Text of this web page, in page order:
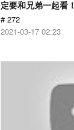
定要和兄弟一起看！
# 272
2021-03-17 02:23